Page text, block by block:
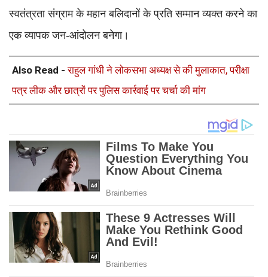
स्वतंत्रता संग्राम के महान बलिदानों के प्रति सम्मान व्यक्त करने का
एक व्यापक जन-आंदोलन बनेगा।
Also Read -राहुल गांधी ने लोकसभा अध्यक्ष से की मुलाकात, परीक्षा
पत्र लीक और छात्रों पर पुलिस कार्रवाई पर चर्चा की मांग